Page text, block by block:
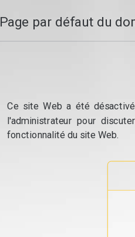
Page par défaut du
Ce site Web a été
l'administrateur pour
fonctionnalité du site Web.